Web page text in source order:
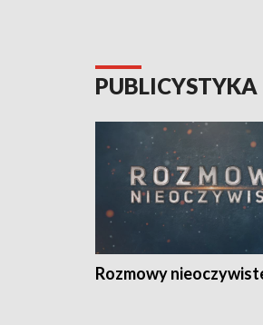
PUBLICYSTYKA
Rozmowy